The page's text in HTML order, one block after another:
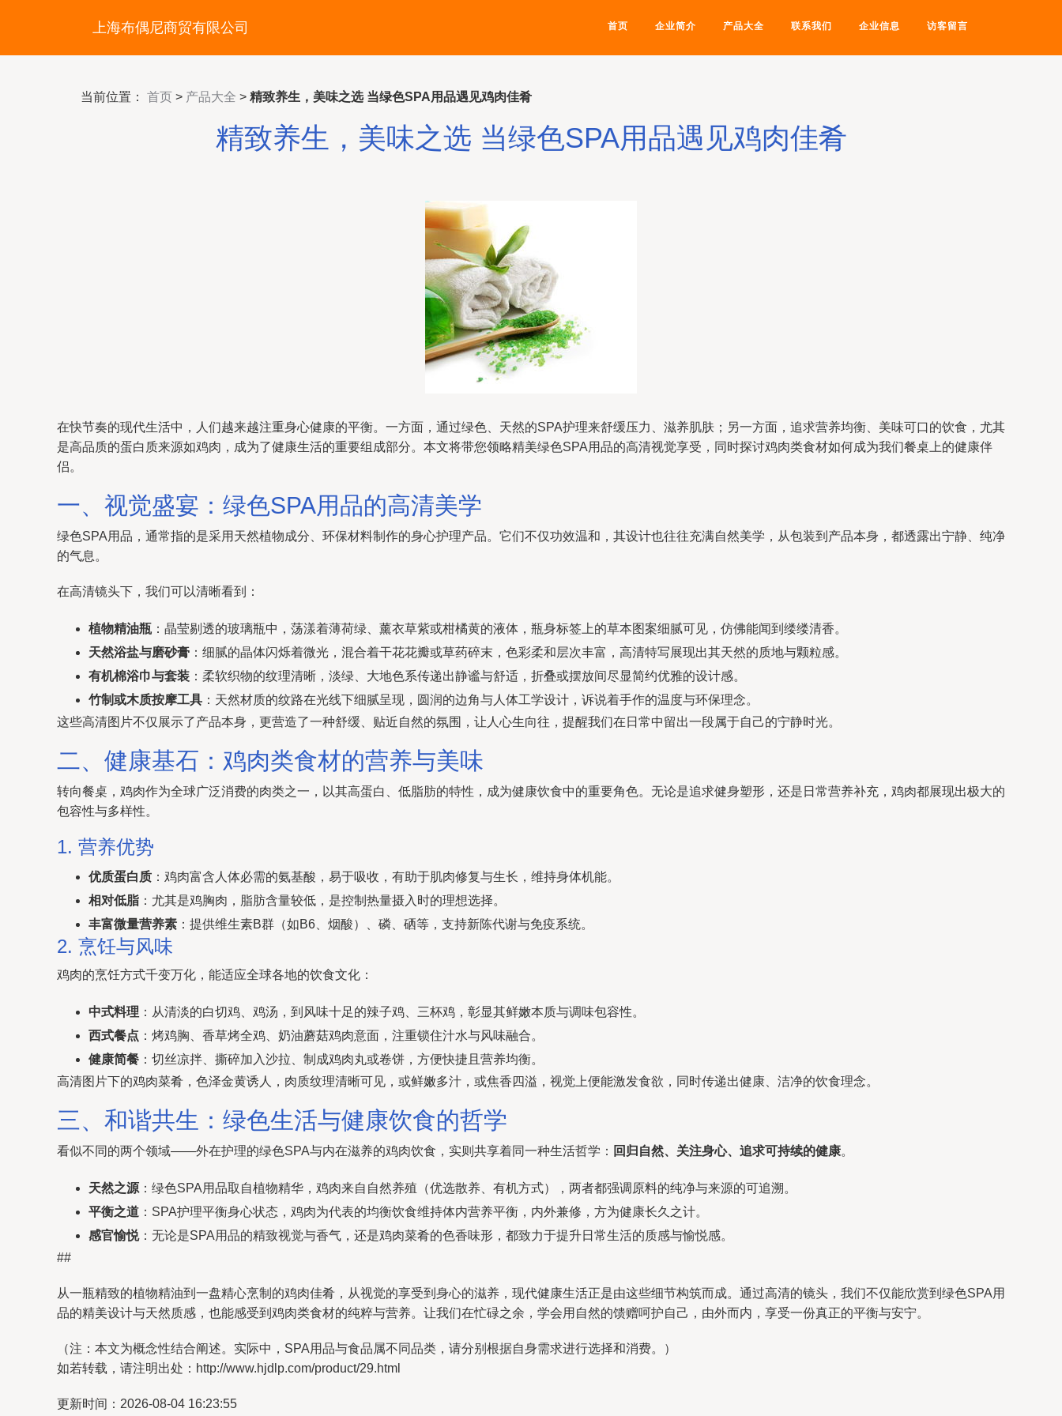
上海布偶尼商贸有限公司 首页 企业简介 产品大全 联系我们 企业信息 访客留言
当前位置： 首页 > 产品大全 > 精致养生，美味之选 当绿色SPA用品遇见鸡肉佳肴
精致养生，美味之选 当绿色SPA用品遇见鸡肉佳肴
在快节奏的现代生活中，人们越来越注重身心健康的平衡。一方面，通过绿色、天然的SPA护理来舒缓压力、滋养肌肤；另一方面，追求营养均衡、美味可口的饮食，尤其
是高品质的蛋白质来源如鸡肉，成为了健康生活的重要组成部分。本文将带您领略精美绿色SPA用品的高清视觉享受，同时探讨鸡肉类食材如何成为我们餐桌上的健康伴
侣。
一、视觉盛宴：绿色SPA用品的高清美学
绿色SPA用品，通常指的是采用天然植物成分、环保材料制作的身心护理产品。它们不仅功效温和，其设计也往往充满自然美学，从包装到产品本身，都透露出宁静、纯净
的气息。
在高清镜头下，我们可以清晰看到：
植物精油瓶 ：晶莹剔透的玻璃瓶中，荡漾着薄荷绿、薰衣草紫或柑橘黄的液体，瓶身标签上的草本图案细腻可见，仿佛能闻到缕缕清香。
天然浴盐与磨砂膏 ：细腻的晶体闪烁着微光，混合着干花花瓣或草药碎末，色彩柔和层次丰富，高清特写展现出其天然的质地与颗粒感。
有机棉浴巾与套装 ：柔软织物的纹理清晰，淡绿、大地色系传递出静谧与舒适，折叠或摆放间尽显简约优雅的设计感。
竹制或木质按摩工具 ：天然材质的纹路在光线下细腻呈现，圆润的边角与人体工学设计，诉说着手作的温度与环保理念。
这些高清图片不仅展示了产品本身，更营造了一种舒缓、贴近自然的氛围，让人心生向往，提醒我们在日常中留出一段属于自己的宁静时光。
二、健康基石：鸡肉类食材的营养与美味
转向餐桌，鸡肉作为全球广泛消费的肉类之一，以其高蛋白、低脂肪的特性，成为健康饮食中的重要角色。无论是追求健身塑形，还是日常营养补充，鸡肉都展现出极大的
包容性与多样性。
1. 营养优势
优质蛋白质 ：鸡肉富含人体必需的氨基酸，易于吸收，有助于肌肉修复与生长，维持身体机能。
相对低脂 ：尤其是鸡胸肉，脂肪含量较低，是控制热量摄入时的理想选择。
丰富微量营养素 ：提供维生素B群（如B6、烟酸）、磷、硒等，支持新陈代谢与免疫系统。
2. 烹饪与风味
鸡肉的烹饪方式千变万化，能适应全球各地的饮食文化：
中式料理 ：从清淡的白切鸡、鸡汤，到风味十足的辣子鸡、三杯鸡，彰显其鲜嫩本质与调味包容性。
西式餐点 ：烤鸡胸、香草烤全鸡、奶油蘑菇鸡肉意面，注重锁住汁水与风味融合。
健康简餐 ：切丝凉拌、撕碎加入沙拉、制成鸡肉丸或卷饼，方便快捷且营养均衡。
高清图片下的鸡肉菜肴，色泽金黄诱人，肉质纹理清晰可见，或鲜嫩多汁，或焦香四溢，视觉上便能激发食欲，同时传递出健康、洁净的饮食理念。
三、和谐共生：绿色生活与健康饮食的哲学
看似不同的两个领域——外在护理的绿色SPA与内在滋养的鸡肉饮食，实则共享着同一种生活哲学： 回归自然、关注身心、追求可持续的健康。
天然之源 ：绿色SPA用品取自植物精华，鸡肉来自自然养殖（优选散养、有机方式），两者都强调原料的纯净与来源的可追溯。
平衡之道 ：SPA护理平衡身心状态，鸡肉为代表的均衡饮食维持体内营养平衡，内外兼修，方为健康长久之计。
感官愉悦：无论是SPA用品的精致视觉与香气，还是鸡肉菜肴的色香味形，都致力于提升日常生活的质感与愉悦感。
##
从一瓶精致的植物精油到一盘精心烹制的鸡肉佳肴，从视觉的享受到身心的滋养，现代健康生活正是由这些细节构筑而成。通过高清的镜头，我们不仅能欣赏到绿色SPA用
品的精美设计与天然质感，也能感受到鸡肉类食材的纯粹与营养。让我们在忙碌之余，学会用自然的馈赠呵护自己，由外而内，享受一份真正的平衡与安宁。
（注：本文为概念性结合阐述。实际中，SPA用品与食品属不同品类，请分别根据自身需求进行选择和消费。）
如若转载，请注明出处：http://www.hjdlp.com/product/29.html
更新时间：2026-08-04 16:23:55